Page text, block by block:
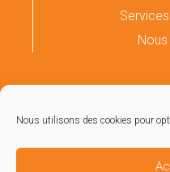
Nous utilisons des cookies pour
Zone Industrielle du